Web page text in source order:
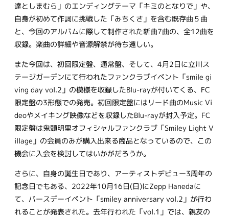
達としまむら」のエンディングテーマ「キミのとなりで」や、
自身が初めて作詞に挑戦した「みちくさ」を含む既存曲５曲
と、今回のアルバムに際して制作された新曲7曲の、全12曲を
収録。楽曲の詳細や音源解禁が待ち遠しい。
また今回は、初回限定盤、通常盤、そして、4月2日に立川ス
テージガーデンにて行われたファンクラブイベント「smile gi
ving day vol.2」の模様を収録したBlu-rayが付いてくる、FC
限定盤の3形態での発売。初回限定盤にはリード曲のMusic Vi
deoやメイキング映像などを収録したBlu-rayが封入予定。FC
限定盤は鬼頭明里オフィシャルファンクラブ「Smiley Light V
illage」の会員のみが購入出来る商品となっているので、この
機会に入会を検討してはいかがだろうか。
さらに、自身の誕生日であり、アーティストデビュー3周年の
記念日でもある、2022年10月16日(日)にZepp Hanedaに
て、バースデーイベント「smiley anniversary vol.2」が行わ
れることが発表された。去年行われた「vol.1」では、親友の